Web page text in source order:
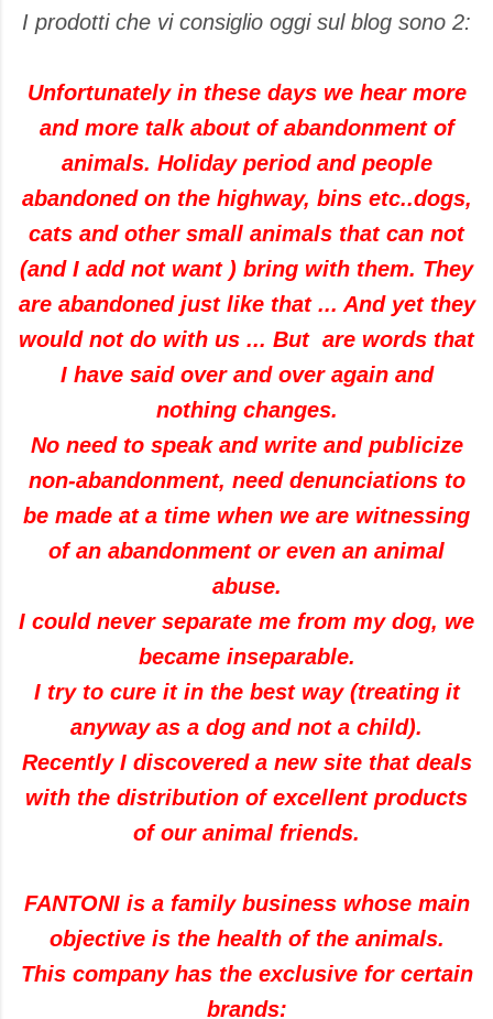
I prodotti che vi consiglio oggi sul blog sono 2:
Unfortunately in these days we hear more
and more talk about of abandonment of
animals. Holiday period and people
abandoned on the highway, bins etc..dogs,
cats and other small animals that can not
(and I add not want ) bring with them. They
are abandoned just like that ... And yet they
would not do with us ... But are words that
I have said over and over again and
nothing changes.
No need to speak and write and publicize
non-abandonment, need denunciations to
be made at a time when we are witnessing
of an abandonment or even an animal
abuse.
I could never separate me from my dog, we
became inseparable.
I try to cure it in the best way (treating it
anyway as a dog and not a child).
Recently I discovered a new site that deals
with the distribution of excellent products
of our animal friends.
FANTONI is a family business whose main
objective is the health of the animals.
This company has the exclusive for certain
brands: